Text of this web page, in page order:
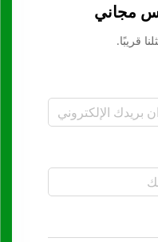
مجاني
قريبًا.